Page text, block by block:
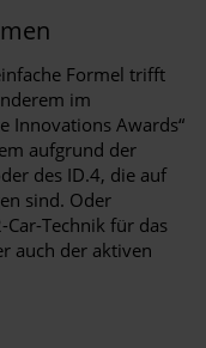
Formel trifft
im
Innovations Awards“
aufgrund der
des ID.4, die auf
sind. Oder
Technik für das
auch der aktiven